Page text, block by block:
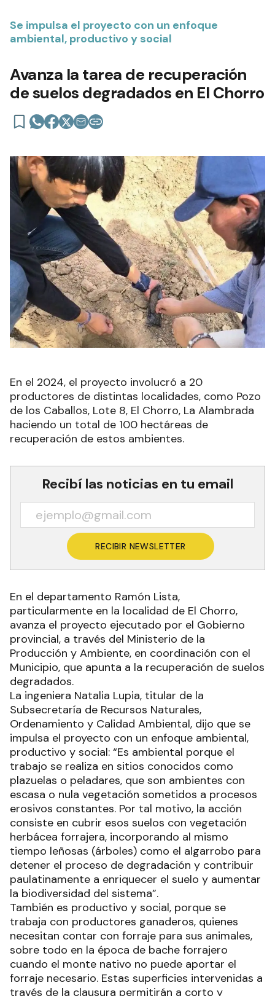
Se impulsa el proyecto con un enfoque
ambiental, productivo y social
Avanza la tarea de recuperación
de suelos degradados en El Chorro
En el 2024, el proyecto involucró a 20
productores de distintas localidades, como Pozo
de los Caballos, Lote 8, El Chorro, La Alambrada
haciendo un total de 100 hectáreas de
recuperación de estos ambientes.
Recibí las noticias en tu email
RECIBIR NEWSLETTER
En el departamento Ramón Lista,
particularmente en la localidad de El Chorro,
avanza el proyecto ejecutado por el Gobierno
provincial, a través del Ministerio de la
Producción y Ambiente, en coordinación con el
Municipio, que apunta a la recuperación de suelos
degradados.
La ingeniera Natalia Lupia, titular de la
Subsecretaría de Recursos Naturales,
Ordenamiento y Calidad Ambiental, dijo que se
impulsa el proyecto con un enfoque ambiental,
productivo y social: “Es ambiental porque el
trabajo se realiza en sitios conocidos como
plazuelas o peladares, que son ambientes con
escasa o nula vegetación sometidos a procesos
erosivos constantes. Por tal motivo, la acción
consiste en cubrir esos suelos con vegetación
herbácea forrajera, incorporando al mismo
tiempo leñosas (árboles) como el algarrobo para
detener el proceso de degradación y contribuir
paulatinamente a enriquecer el suelo y aumentar
la biodiversidad del sistema”.
También es productivo y social, porque se
trabaja con productores ganaderos, quienes
necesitan contar con forraje para sus animales,
sobre todo en la época de bache forrajero
cuando el monte nativo no puede aportar el
forraje necesario. Estas superficies intervenidas a
través de la clausura permitirán a corto y